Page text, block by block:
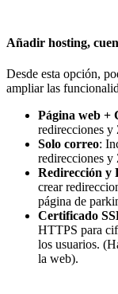
Añadir hosting,
Desde esta opción,
ampliar las
Página web +
redirecciones
Solo correo:
redirecciones
Redirección y
crear
página de
Certificado
HTTPS para
los usuarios.
la web).